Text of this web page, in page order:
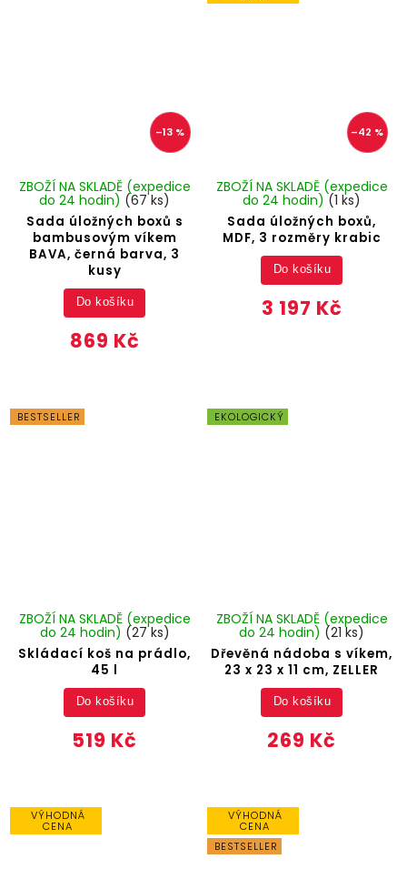
–13 %
Sada úložných boxů s
bambusovým víkem
BAVA, černá barva, 3
kusy
ZBOŽÍ NA SKLADĚ (expedice
do 24 hodin) (67 ks)
869 Kč
Do košíku
–42 %
Sada úložných boxů,
MDF, 3 rozměry krabic
ZBOŽÍ NA SKLADĚ (expedice
do 24 hodin)(1 ks)
3 197 Kč
Do košíku
BESTSELLER
Skládací koš na prádlo,
45 l
ZBOŽÍ NA SKLADĚ (expedice
do 24 hodin) (27 ks)
519 Kč
Do košíku
EKOLOGICKÝ
Dřevěná nádoba s víkem,
23 x 23 x 11 cm, ZELLER
ZBOŽÍ NA SKLADĚ (expedice
do 24 hodin) (21 ks)
269 Kč
Do košíku
VÝHODNÁ
CENA
VÝHODNÁ
CENA
BESTSELLER